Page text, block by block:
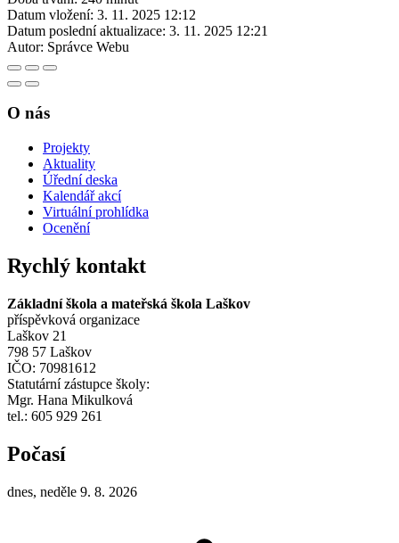
Datum vložení: 3. 11. 2025 12:12
Datum poslední aktualizace: 3. 11. 2025 12:21
Autor: Správce Webu
O nás
Projekty
Aktuality
Úřední deska
Kalendář akcí
Virtuální prohlídka
Ocenění
Rychlý kontakt
Základní škola a mateřská škola Laškov
příspěvková organizace
Laškov 21
798 57 Laškov
IČO: 70981612
Statutární zástupce školy:
Mgr. Hana Mikulková
tel.: 605 929 261
Počasí
dnes, neděle 9. 8. 2026